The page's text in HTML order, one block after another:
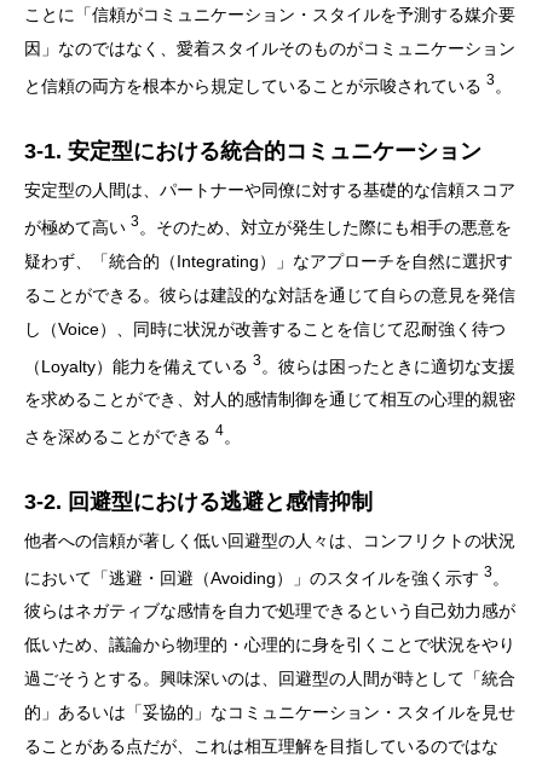
ことに「信頼がコミュニケーション・スタイルを予測する媒介要
因」なのではなく、愛着スタイルそのものがコミュニケーション
と信頼の両方を根本から規定していることが示唆されている 3。
3-1. 安定型における統合的コミュニケーション
安定型の人間は、パートナーや同僚に対する基礎的な信頼スコア
が極めて高い 3。そのため、対立が発生した際にも相手の悪意を
疑わず、「統合的（Integrating）」なアプローチを自然に選択す
ることができる。彼らは建設的な対話を通じて自らの意見を発信
し（Voice）、同時に状況が改善することを信じて忍耐強く待つ
（Loyalty）能力を備えている 3
。彼らは困ったときに適切な支援
を求めることができ、対人的感情制御を通じて相互の心理的親密
さを深めることができる 4。
3-2. 回避型における逃避と感情抑制
他者への信頼が著しく低い回避型の人々は、コンフリクトの状況
において「逃避・回避（Avoiding）」のスタイルを強く示す 3。
彼らはネガティブな感情を自力で処理できるという自己効力感が
低いため、議論から物理的・心理的に身を引くことで状況をやり
過ごそうとする。興味深いのは、回避型の人間が時として「統合
的」あるいは「妥協的」なコミュニケーション・スタイルを見せ
ることがある点だが、これは相互理解を目指しているのではな